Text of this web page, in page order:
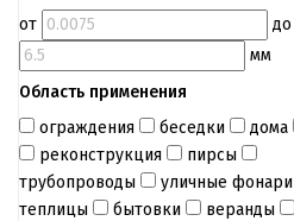
от
до
мм
Область применения
ограждения
беседки дома
реконструкция
пирсы
трубопроводы
уличные фонари
теплицы
бытовки
веранды